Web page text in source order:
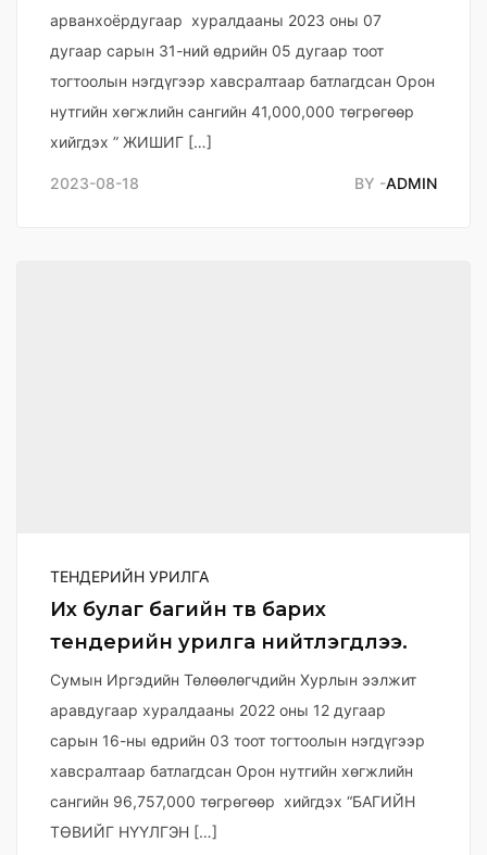
арванхоёрдугаар хуралдааны 2023 оны 07
дугаар сарын 31-ний өдрийн 05 дугаар тоот
тогтоолын нэгдүгээр хавсралтаар батлагдсан Орон
нутгийн хөгжлийн сангийн 41,000,000 төгрөгөөр
хийгдэх ” ЖИШИГ […]
2023-08-18 BY -ADMIN
ТЕНДЕРИЙН УРИЛГА
Их булаг багийн төв барих
тендерийн урилга нийтлэгдлээ.
Сумын Иргэдийн Төлөөлөгчдийн Хурлын ээлжит
аравдугаар хуралдааны 2022 оны 12 дугаар
сарын 16-ны өдрийн 03 тоот тогтоолын нэгдүгээр
хавсралтаар батлагдсан Орон нутгийн хөгжлийн
сангийн 96,757,000 төгрөгөөр хийгдэх “БАГИЙН
ТӨВИЙГ НҮҮЛГЭН […]